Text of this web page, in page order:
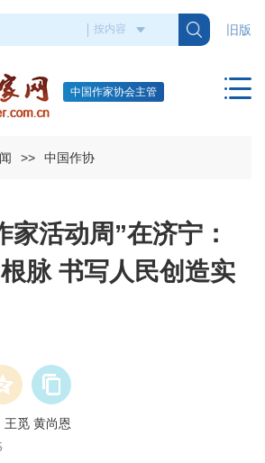
旧版
中国作家协会主管
>> 中国作协
家活动周”在济宁：
脉 书写人民创造实
王觅 黄尚恩